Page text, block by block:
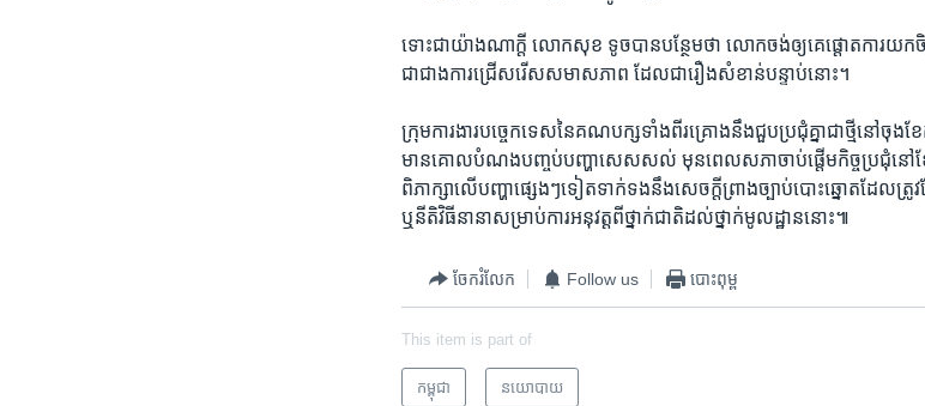
ទោះជា​យ៉ាងណាក្តី​ លោក​សុខ ទូច​បាន​បន្ថែម​ថា​ លោក​ចង់​ឲ្យ​គេ​ផ្តោត​ការ​យក​ចិ
ជា​ជាង​ការ​ជ្រើស​រើស​សមាស​ភាព ​ដែល​ជា​រឿង​សំខាន់​បន្ទាប់​នោះ។​
ក្រុម​ការងារ​បច្ចេកទេស​នៃ​គណបក្ស​ទាំងពីរ​គ្រោង​នឹង​ជួប​ប្រជុំ​គ្នា​ជា​ថ្មី​នៅ​ចុង​ខ
មាន​គោល​បំណង​បញ្ចប់​បញ្ហា​សេស​សល់​ មុន​ពេល​សភា​ចាប់​ផ្តើម​កិច្ច​ប្រជុំ​នៅ​
ពិភាក្សា​លើ​បញ្ហា​ផ្សេងៗ​ទៀត​ទាក់ទង​នឹង​សេចក្តី​ព្រាង​ច្បាប់​បោះឆ្នោត​ដែល​ត្
ឬ​នីតិវិធី​នានា​សម្រាប់​ការ​អនុវត្តពី​ថ្នាក់​ជាតិ​ដល់​ថ្នាក់​មូលដ្ឋាន​នោះ៕
ចែករំលែក Follow us បោះពុម្ព
This item is part of
កម្ពុជា នយោបាយ